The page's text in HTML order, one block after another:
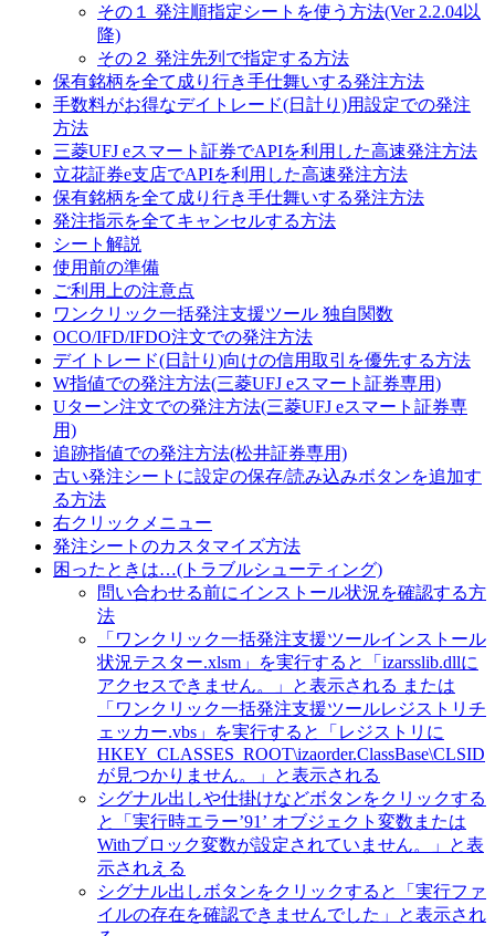
その１ 発注順指定シートを使う方法(Ver 2.2.04以
降)
その２ 発注先列で指定する方法
保有銘柄を全て成り行き手仕舞いする発注方法
手数料がお得なデイトレード(日計り)用設定での発注
方法
三菱UFJ eスマート証券でAPIを利用した高速発注方法
立花証券e支店でAPIを利用した高速発注方法
保有銘柄を全て成り行き手仕舞いする発注方法
発注指示を全てキャンセルする方法
シート解説
使用前の準備
ご利用上の注意点
ワンクリック一括発注支援ツール 独自関数
OCO/IFD/IFDO注文での発注方法
デイトレード(日計り)向けの信用取引を優先する方法
W指値での発注方法(三菱UFJ eスマート証券専用)
Uターン注文での発注方法(三菱UFJ eスマート証券専
用)
追跡指値での発注方法(松井証券専用)
古い発注シートに設定の保存/読み込みボタンを追加す
る方法
右クリックメニュー
発注シートのカスタマイズ方法
困ったときは…(トラブルシューティング)
問い合わせる前にインストール状況を確認する方
法
「ワンクリック一括発注支援ツールインストール
状況テスター.xlsm」を実行すると「izarsslib.dllに
アクセスできません。」と表示される または
「ワンクリック一括発注支援ツールレジストリチ
ェッカー.vbs」を実行すると「レジストリに
HKEY_CLASSES_ROOT\izaorder.ClassBase\CLSID
が見つかりません。」と表示される
シグナル出しや仕掛けなどボタンをクリックする
と「実行時エラー’91’ オブジェクト変数または
Withブロック変数が設定されていません。」と表
示されえる
シグナル出しボタンをクリックすると「実行ファ
イルの存在を確認できませんでした」と表示され